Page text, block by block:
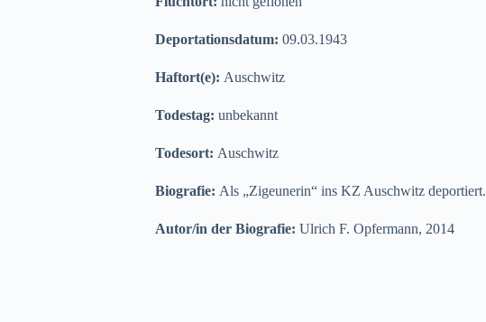
Deportationsdatum: 09.03.1943
Haftort(e): Auschwitz
Todestag: unbekannt
Todesort: Auschwitz
Biografie: Als „Zigeunerin“ ins KZ Auschwitz deportiert.
Autor/in der Biografie: Ulrich F. Opfermann, 2014